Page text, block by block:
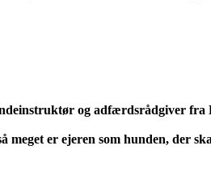
og adfærdsrådgiver
meget er ejeren som hunden, der